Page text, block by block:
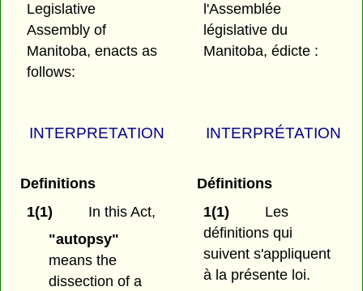
Legislative
Assembly of
Manitoba, enacts as
follows:
l'Assemblée
législative du
Manitoba, édicte :
INTERPRETATION INTERPRÉTATION
Definitions
1(1)
In this Act,
"autopsy"
means the
dissection of a
Définitions
1(1)
Les
définitions qui
suivent s'appliquent
à la présente loi.